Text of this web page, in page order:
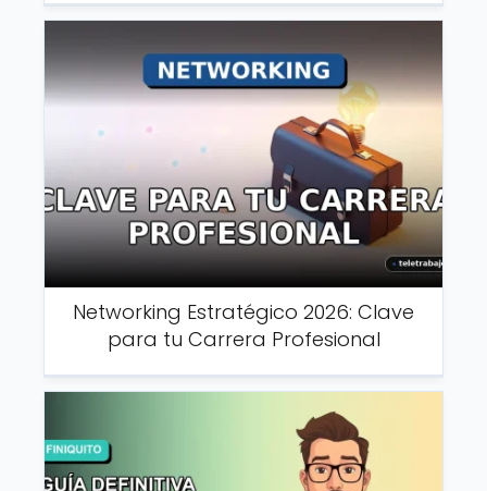
Networking Estratégico 2026: Clave
para tu Carrera Profesional